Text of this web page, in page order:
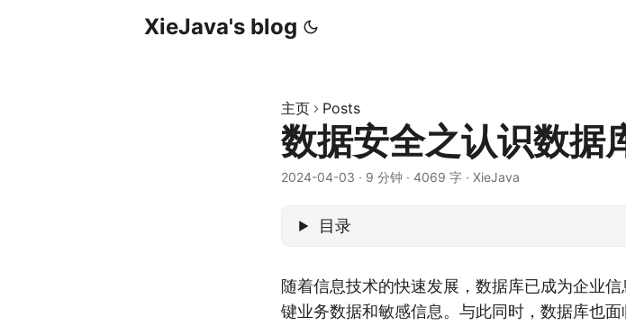
XieJava's blog
主页 Posts
数据安全之认识数据
2024-04-03 · 9 分钟 · 4069 字 · XieJava
目录
随着信息技术的快速发展，数据库已成为企业
键业务数据和敏感信息。与此同时，数据库也